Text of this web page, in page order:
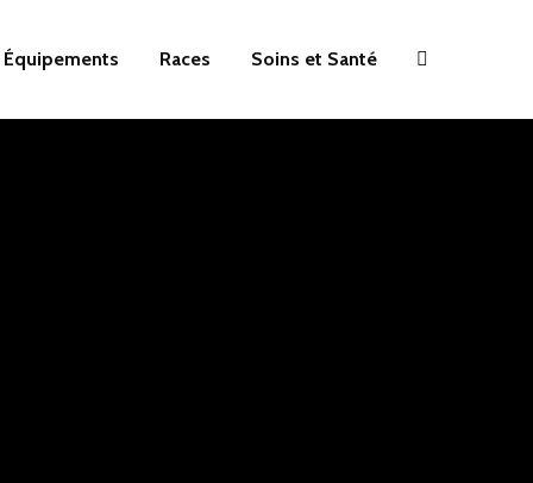
Équipements Races Soins et Santé